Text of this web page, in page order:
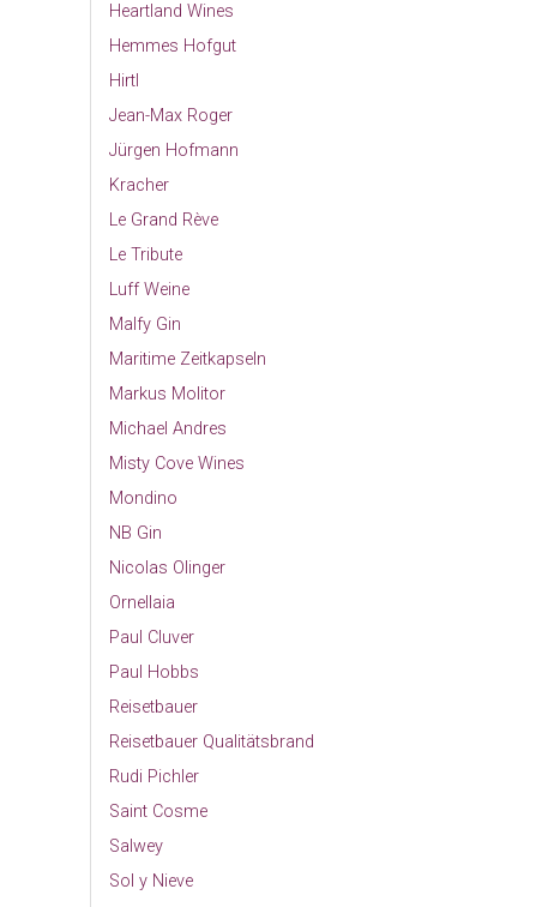
Heartland Wines
Hemmes Hofgut
Hirtl
Jean-Max Roger
Jürgen Hofmann
Kracher
Le Grand Rève
Le Tribute
Luff Weine
Malfy Gin
Maritime Zeitkapseln
Markus Molitor
Michael Andres
Misty Cove Wines
Mondino
NB Gin
Nicolas Olinger
Ornellaia
Paul Cluver
Paul Hobbs
Reisetbauer
Reisetbauer Qualitätsbrand
Rudi Pichler
Saint Cosme
Salwey
Sol y Nieve